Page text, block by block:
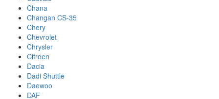
Chana
Changan CS-35
Chery
Chevrolet
Chrysler
Citroen
Dacia
Dadi Shuttle
Daewoo
DAF